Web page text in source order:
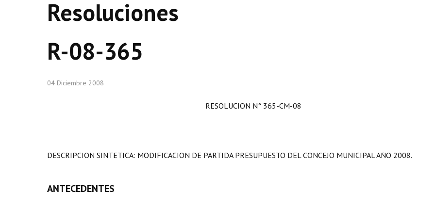
Resoluciones
R-08-365
04 Diciembre 2008
RESOLUCION N° 365-CM-08
DESCRIPCION SINTETICA: MODIFICACION DE PARTIDA PRESUPUESTO DEL CONCEJO MUNICIPAL AÑO 2008.
ANTECEDENTES